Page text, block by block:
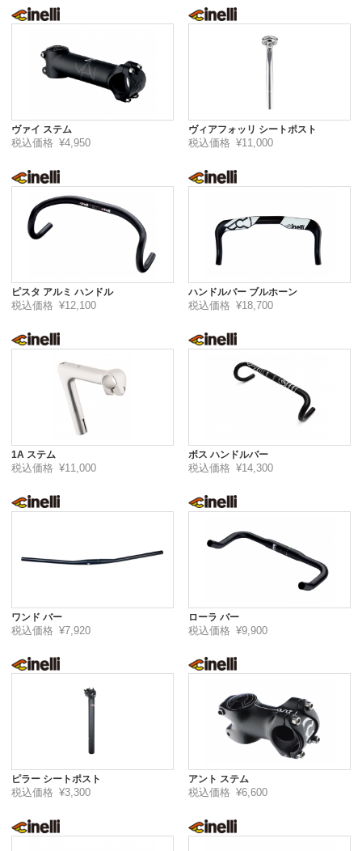
ヴァイ ステム
税込価格 ¥4,950
ヴィアフォッリ シートポスト
税込価格 ¥11,000
ピスタ アルミ ハンドル
税込価格 ¥12,100
ハンドルバー ブルホーン
税込価格 ¥18,700
1A ステム
税込価格 ¥11,000
ボス ハンドルバー
税込価格 ¥14,300
ワンド バー
税込価格 ¥7,920
ローラ バー
税込価格 ¥9,900
ピラー シートポスト
税込価格 ¥3,300
アント ステム
税込価格 ¥6,600